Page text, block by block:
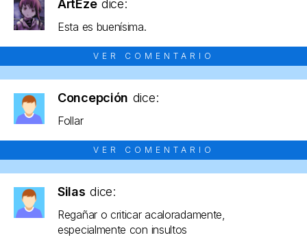
ArtEze dice:
Esta es buenísima.
VER COMENTARIO
Concepción dice:
Follar
VER COMENTARIO
Silas dice:
Regañar o criticar acaloradamente,
especialmente con insultos